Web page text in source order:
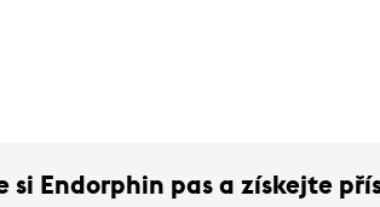
si Endorphin pas a získejte